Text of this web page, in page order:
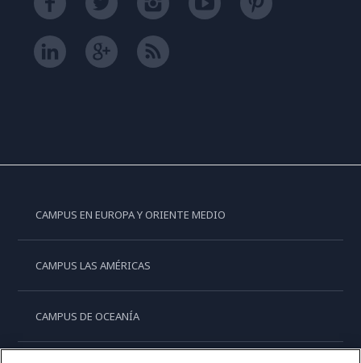
CAMPUS EN EUROPA Y ORIENTE MEDIO
CAMPUS LAS AMÉRICAS
CAMPUS DE OCEANÍA